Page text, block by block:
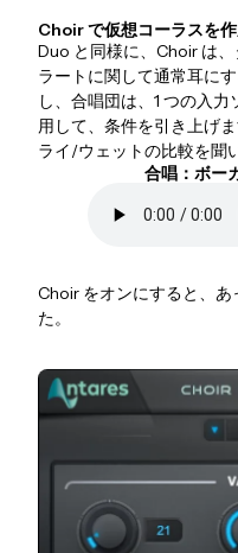
Choir で仮想コーラスを
Duo と同様に、Choir は
ラートに関して通常耳に
し、合唱団は、1 つの入力
用して、条件を引き上げ
ライ/ウェットの比較を聞
合唱：ボー
Choir をオンにすると、
た。